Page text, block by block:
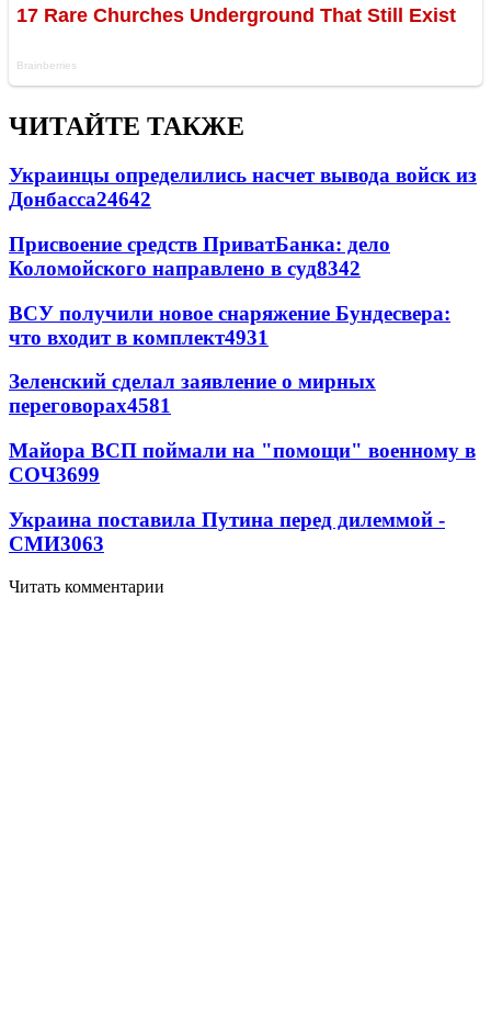
ЧИТАЙТЕ ТАКЖЕ
Украинцы определились насчет вывода войск из
Донбасса24642
Присвоение средств ПриватБанка: дело
Коломойского направлено в суд8342
ВСУ получили новое снаряжение Бундесвера:
что входит в комплект4931
Зеленский сделал заявление о мирных
переговорах4581
Майора ВСП поймали на "помощи" военному в
СОЧ3699
Украина поставила Путина перед дилеммой -
СМИ3063
Читать комментарии